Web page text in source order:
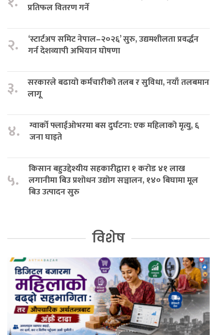
प्रतिफल वितरण गर्ने
२.
‘स्टार्टअप समिट नेपाल–२०२६’ सुरु, उद्यमशीलता प्रवर्द्धन
गर्न देशव्यापी अभियान घोषणा
३.
सरकारले बढायो कर्मचारीको तलब र सुविधा, नयाँ तलबमान
लागू
४.
ग्वार्को फ्लाईओभरमा बस दुर्घटना: एक महिलाको मृत्यु, ६
जना घाइते
५.
किसान बहुउद्देश्यीय सहकारीद्वारा १ करोड ४१ लाख
लगानीमा बिउ प्रशोधन उद्योग सञ्चालन, १४० बिघामा मूल
बिउ उत्पादन सुरु
विशेष